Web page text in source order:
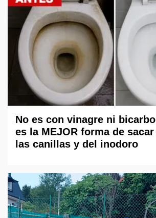
No es con vinagre ni
es la MEJOR forma de
las canillas y del inodoro